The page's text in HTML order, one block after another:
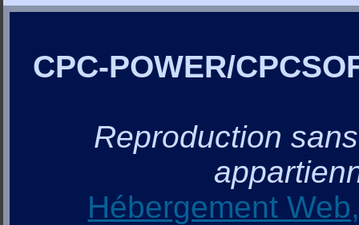
CPC-POWER/
Reproduction
Hébergement